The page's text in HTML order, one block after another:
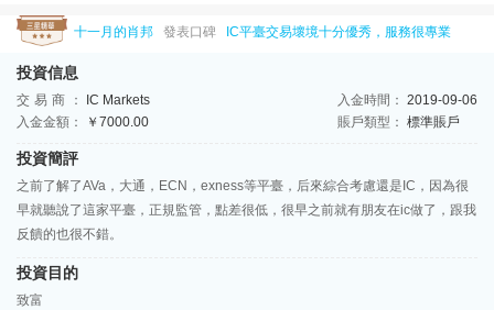
十一月的肖邦 發表口碑 IC平臺交易壞境十分優秀，服務很專業
投資信息
交易商：
IC Markets
入金金額：
￥7000.00
入金時間： 2019-09-06
賬戶類型： 標準賬戶
投資簡評
之前了解了AVa，大通，ECN，exness等平臺，后來綜合考慮還是IC，因為很
早就聽說了這家平臺，正規監管，點差很低，很早之前就有朋友在ic做了，跟我
反饋的也很不錯。
投資目的
致富